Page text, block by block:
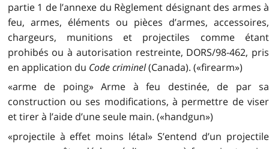
partie 1 de l’annexe du Règlement désignant des armes à
feu, armes, éléments ou pièces d’armes, accessoires,
chargeurs, munitions et projectiles comme étant
prohibés ou à autorisation restreinte, DORS/98-462, pris
en application du Code criminel(Canada). («firearm»)
«arme de poing» Arme à feu destinée, de par sa
construction ou ses modifications, à permettre de viser
et tirer à l’aide d’une seule main. («handgun»)
«projectile à effet moins létal» S’entend d’un projectile